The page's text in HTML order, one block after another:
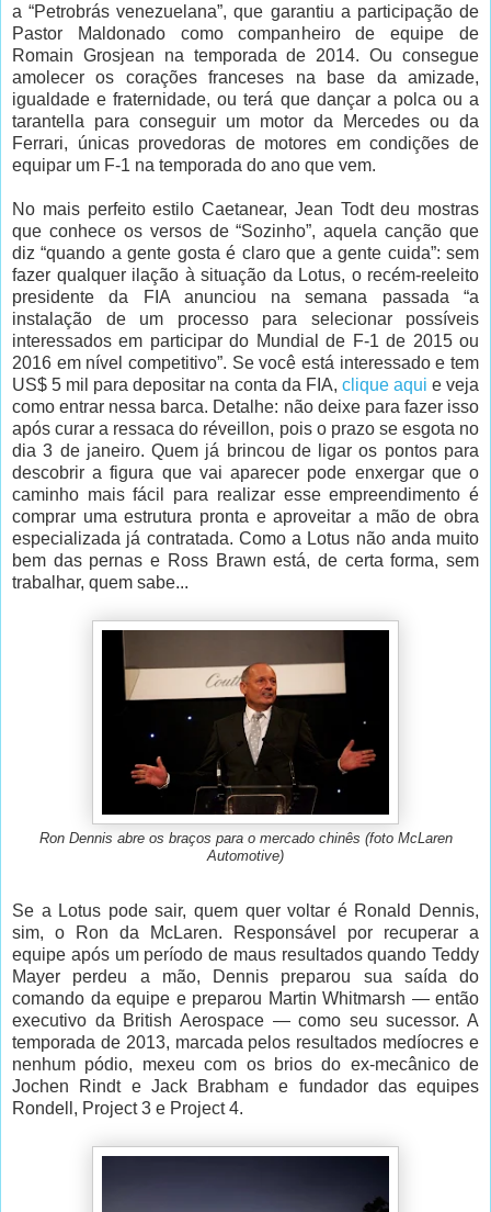
a “Petrobrás venezuelana”, que garantiu a participação de
Pastor Maldonado como companheiro de equipe de
Romain Grosjean na temporada de 2014. Ou consegue
amolecer os corações franceses na base da amizade,
igualdade e fraternidade, ou terá que dançar a polca ou a
tarantella para conseguir um motor da Mercedes ou da
Ferrari, únicas provedoras de motores em condições de
equipar um F-1 na temporada do ano que vem.
No mais perfeito estilo Caetanear, Jean Todt deu mostras
que conhece os versos de “Sozinho”, aquela canção que
diz “quando a gente gosta é claro que a gente cuida”: sem
fazer qualquer ilação à situação da Lotus, o recém-reeleito
presidente da FIA anunciou na semana passada “a
instalação de um processo para selecionar possíveis
interessados em participar do Mundial de F-1 de 2015 ou
2016 em nível competitivo”. Se você está interessado e tem
US$ 5 mil para depositar na conta da FIA, clique aqui e veja
como entrar nessa barca. Detalhe: não deixe para fazer isso
após curar a ressaca do réveillon, pois o prazo se esgota no
dia 3 de janeiro. Quem já brincou de ligar os pontos para
descobrir a figura que vai aparecer pode enxergar que o
caminho mais fácil para realizar esse empreendimento é
comprar uma estrutura pronta e aproveitar a mão de obra
especializada já contratada. Como a Lotus não anda muito
bem das pernas e Ross Brawn está, de certa forma, sem
trabalhar, quem sabe...
Ron Dennis abre os braços para o mercado chinês (foto McLaren
Automotive)
Se a Lotus pode sair, quem quer voltar é Ronald Dennis,
sim, o Ron da McLaren. Responsável por recuperar a
equipe após um período de maus resultados quando Teddy
Mayer perdeu a mão, Dennis preparou sua saída do
comando da equipe e preparou Martin Whitmarsh — então
executivo da British Aerospace — como seu sucessor. A
temporada de 2013, marcada pelos resultados medíocres e
nenhum pódio, mexeu com os brios do ex-mecânico de
Jochen Rindt e Jack Brabham e fundador das equipes
Rondell, Project 3 e Project 4.